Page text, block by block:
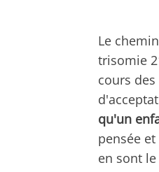
Le
trisomie
cours
qu'un
pensée
en sont